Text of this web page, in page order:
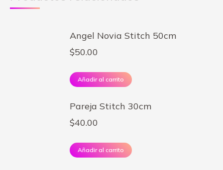
Angel Novia Stitch 50cm
$50.00
Añadir al carrito
Pareja Stitch 30cm
$40.00
Añadir al carrito